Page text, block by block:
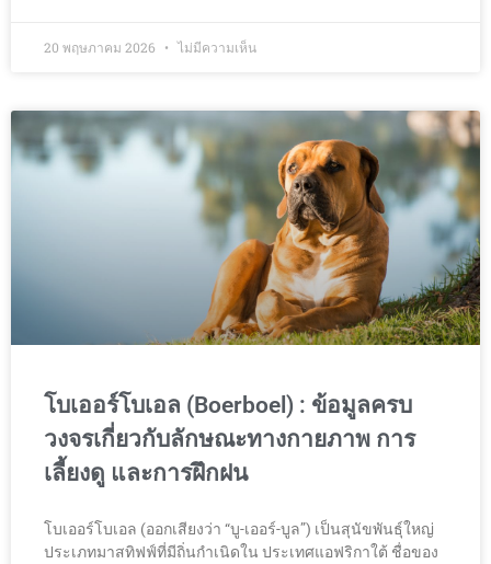
20 พฤษภาคม 2026 ไม่มีความเห็น
โบเออร์โบเอล (Boerboel) : ข้อมูลครบ
วงจรเกี่ยวกับลักษณะทางกายภาพ การ
เลี้ยงดู และการฝึกฝน
โบเออร์โบเอล (ออกเสียงว่า “บู-เออร์-บูล”) เป็นสุนัขพันธุ์ใหญ่
ประเภทมาสทิฟฟ์ที่มีถิ่นกำเนิดใน ประเทศแอฟริกาใต้ ชื่อของ